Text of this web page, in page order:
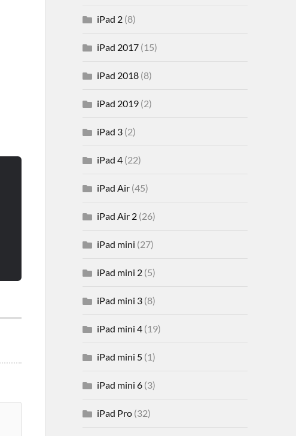
iPad 2(8)
iPad 2017(15)
iPad 2018(8)
iPad 2019(2)
iPad 3(2)
iPad 4(22)
iPad Air(45)
iPad Air 2(26)
iPad mini (27)
iPad mini 2(5)
iPad mini 3(8)
iPad mini 4(19)
iPad mini 5(1)
iPad mini 6(3)
iPad Pro(32)